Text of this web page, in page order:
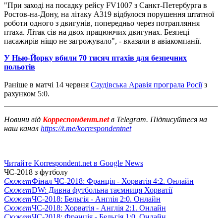
"При заході на посадку рейсу FV1007 з Санкт-Петербурга в
Ростов-на-Дону, на літаку А319 відбулося порушення штатної
роботи одного з двигунів, попередньо через потрапляння
птаха. Літак сів на двох працюючих двигунах. Безпеці
пасажирів ніщо не загрожувало", - вказали в авіакомпанії.
У Нью-Йорку вбили 70 тисяч птахів для безпечних
польотів
Раніше в матчі 14 червня Саудівська Аравія програла Росії з
рахунком 5:0.
Новини від Корреспондент.netв Telegram. Підписуйтеся на
наш канал https://t.me/korrespondentnet
Читайте Korrespondent.net в Google News
ЧС-2018 з футболу
СюжетФінал ЧС-2018: Франція - Хорватія 4:2. Онлайн
СюжетDW: Дивна футбольна таємниця Хорватії
СюжетЧС-2018: Бельгія - Англія 2:0. Онлайн
СюжетЧС-2018: Хорватія - Англія 2:1. Онлайн